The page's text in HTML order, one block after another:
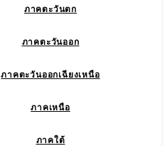
ภาคตะวันตก
ภาคตะวันออก
ภาคตะวันออกเฉียงเหนือ
ภาคเหนือ
ภาคใต้